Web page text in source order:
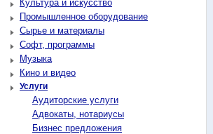
Культура и искусство
Промышленное оборудование
Сырье и материалы
Софт, программы
Музыка
Кино и видео
Услуги
Аудиторские услуги
Адвокаты, нотариусы
Бизнес предложения